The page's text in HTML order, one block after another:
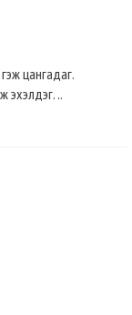
цангадаг.
эхэлдэг. ..